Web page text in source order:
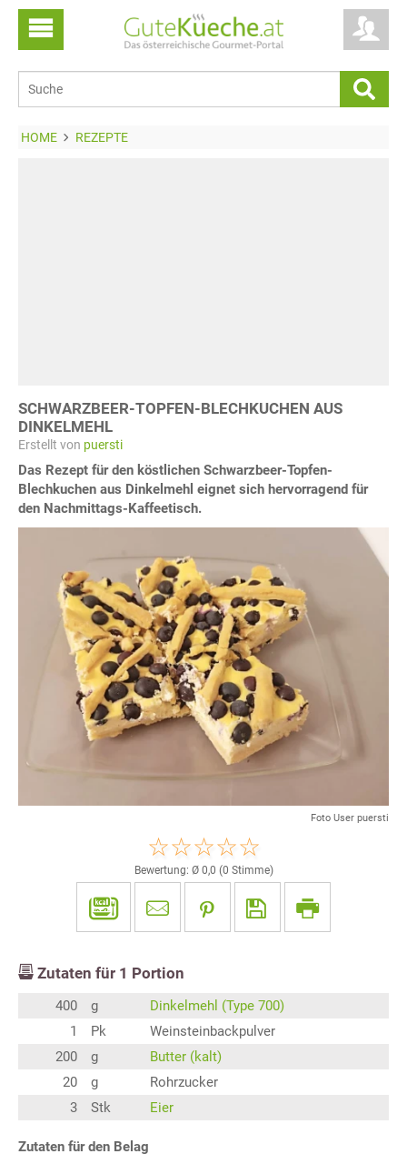
HOME REZEPTE
SCHWARZBEER-TOPFEN-BLECHKUCHEN AUS
DINKELMEHL
Erstellt von puersti
Das Rezept für den köstlichen Schwarzbeer-Topfen-
Blechkuchen aus Dinkelmehl eignet sich hervorragend für
den Nachmittags-Kaffeetisch.
Foto User puersti
Bewertung: Ø 0,0 (0 Stimme)
Zutaten für 1 Portion
400 g
Dinkelmehl (Type 700)
1
Pk
Weinsteinbackpulver
200
g
Butter (kalt)
20
g
Rohrzucker
3
Stk Eier
Zutaten für den Belag